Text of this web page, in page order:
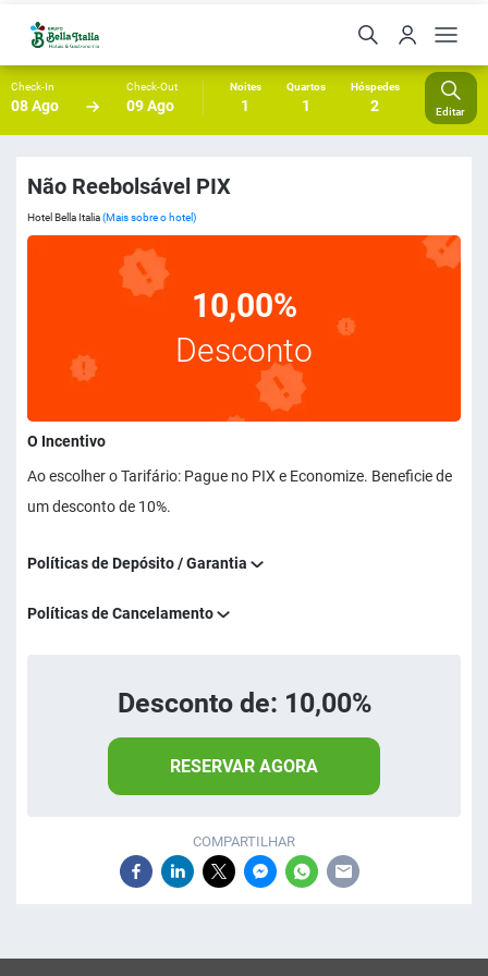
Check-In
08 Ago
Check-Out
09 Ago
Noites
1
Quartos
1
Hóspedes
2 Editar
Não Reebolsável PIX
Hotel Bella Italia(Mais sobre o hotel)
10,00%
Desconto
O Incentivo
Ao escolher o Tarifário: Pague no PIX e Economize. Beneficie de
um desconto de 10%.
Políticas de Depósito / Garantia
Políticas de Cancelamento
Desconto de: 10,00%
RESERVAR AGORA
COMPARTILHAR